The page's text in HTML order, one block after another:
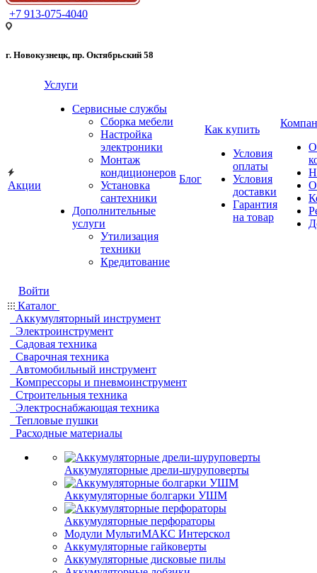
+7 913-075-4040
г. Новокузнецк, пр. Октябрьский 58
Акции
Услуги
Сервисные службы
Сборка мебели
Настройка
электроники
Монтаж
кондиционеров
Установка
сантехники
Дополнительные
услуги
Утилизация
техники
Кредитование
Блог
Как купить
Условия
оплаты
Условия
доставки
Гарантия
на товар
О
Войти
Каталог
Аккумуляторный инструмент
Электроинструмент
Садовая техника
Сварочная техника
Автомобильный инструмент
Компрессоры и пневмоинструмент
Строительныя техника
Электроснабжающая техника
Тепловые пушки
Расходные материалы
Аккумуляторные дрели-шуруповерты
Аккумуляторные болгарки УШМ
Аккумуляторные перфораторы
Модули МультиМАКС Интерскол
Аккумуляторные гайковерты
Аккумуляторные дисковые пилы